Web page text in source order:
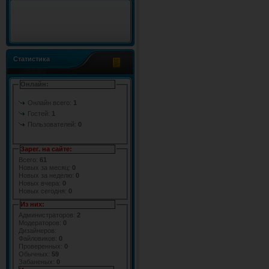
Статистика
Онлайн:
Онлайн всего: 1
Гостей: 1
Пользователей: 0
Зарег. на сайте:
Всего: 61
Новых за месяц: 0
Новых за неделю: 0
Новых вчера: 0
Новых сегодня: 0
Из них:
Администраторов: 2
Модераторов: 0
Дизайнеров:
Файловиков: 0
Проверенных: 0
Обычных: 59
Забаненых: 0